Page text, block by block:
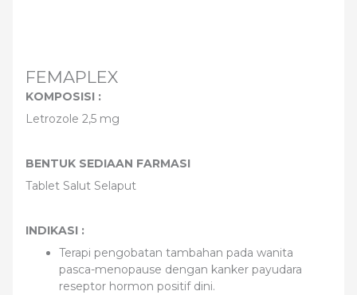
FEMAPLEX
KOMPOSISI :
Letrozole 2,5 mg
BENTUK SEDIAAN FARMASI
Tablet Salut Selaput
INDIKASI :
Terapi pengobatan tambahan pada wanita
pasca-menopause dengan kanker payudara
reseptor hormon positif dini.